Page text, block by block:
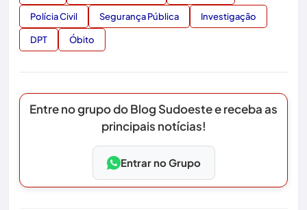
Polícia Civil Segurança Pública Investigação
DPT Óbito
Entre no grupo do Blog Sudoeste e receba as
principais notícias!
Entrar no Grupo